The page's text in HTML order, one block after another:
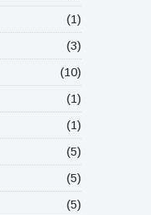
(1)
(3)
(10)
(1)
(1)
(5)
(5)
(5)